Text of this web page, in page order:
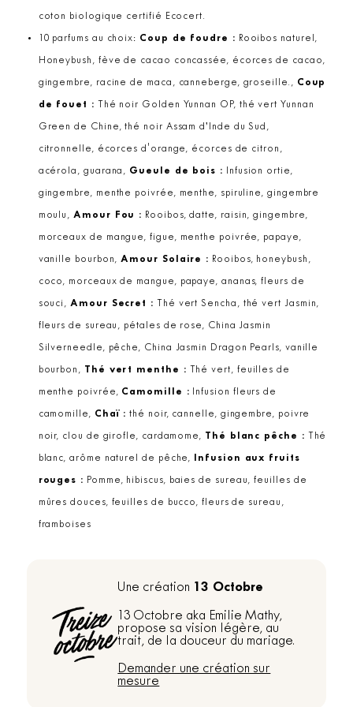
coton biologique certifié Ecocert.
10 parfums au choix: Coup de foudre : Rooibos naturel,
Honeybush, fève de cacao concassée, écorces de cacao,
gingembre, racine de maca, canneberge, groseille., Coup
de fouet : Thé noir Golden Yunnan OP, thé vert Yunnan
Green de Chine, thé noir Assam d’Inde du Sud,
citronnelle, écorces d'orange, écorces de citron,
acérola, guarana, Gueule de bois : Infusion ortie,
gingembre, menthe poivrée, menthe, spiruline, gingembre
moulu,Amour Fou : Rooibos, datte, raisin, gingembre,
morceaux de mangue, figue, menthe poivrée, papaye,
vanille bourbon,Amour Solaire : Rooibos, honeybush,
coco, morceaux de mangue, papaye, ananas, fleurs de
souci,Amour Secret : Thé vert Sencha, thé vert Jasmin,
fleurs de sureau, pétales de rose, China Jasmin
Silverneedle, pêche, China Jasmin Dragon Pearls, vanille
bourbon, Thé vert menthe : Thé vert, feuilles de
menthe poivrée, Camomille : Infusion fleurs de
camomille, Chaï : thé noir, cannelle, gingembre, poivre
noir, clou de girofle, cardamome, Thé blanc pêche : Thé
blanc, arôme naturel de pêche, Infusion aux fruits
rouges : Pomme, hibiscus, baies de sureau, feuilles de
mûres douces, feuilles de bucco, fleurs de sureau,
framboises
Une création 13 Octobre
13 Octobre aka Emilie Mathy,
propose sa vision légère, au
trait, de la douceur du mariage.
Demander une création sur
mesure